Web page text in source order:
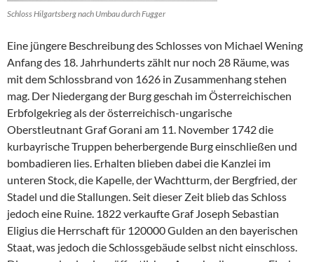
Schloss Hilgartsberg nach Umbau durch Fugger
Eine jüngere Beschreibung des Schlosses von Michael Wening
Anfang des 18. Jahrhunderts zählt nur noch 28 Räume, was
mit dem Schlossbrand von 1626 in Zusammenhang stehen
mag. Der Niedergang der Burg geschah im Österreichischen
Erbfolgekrieg als der österreichisch-ungarische
Oberstleutnant Graf Gorani am 11. November 1742 die
kurbayrische Truppen beherbergende Burg einschließen und
bombadieren lies. Erhalten blieben dabei die Kanzlei im
unteren Stock, die Kapelle, der Wachtturm, der Bergfried, der
Stadel und die Stallungen. Seit dieser Zeit blieb das Schloss
jedoch eine Ruine. 1822 verkaufte Graf Joseph Sebastian
Eligius die Herrschaft für 120000 Gulden an den bayerischen
Staat, was jedoch die Schlossgebäude selbst nicht einschloss.